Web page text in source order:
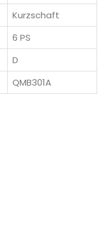
Kurzschaft
6 PS
D
QMB301A